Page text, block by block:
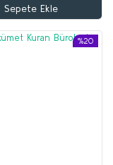
Sepete Ekle
%20